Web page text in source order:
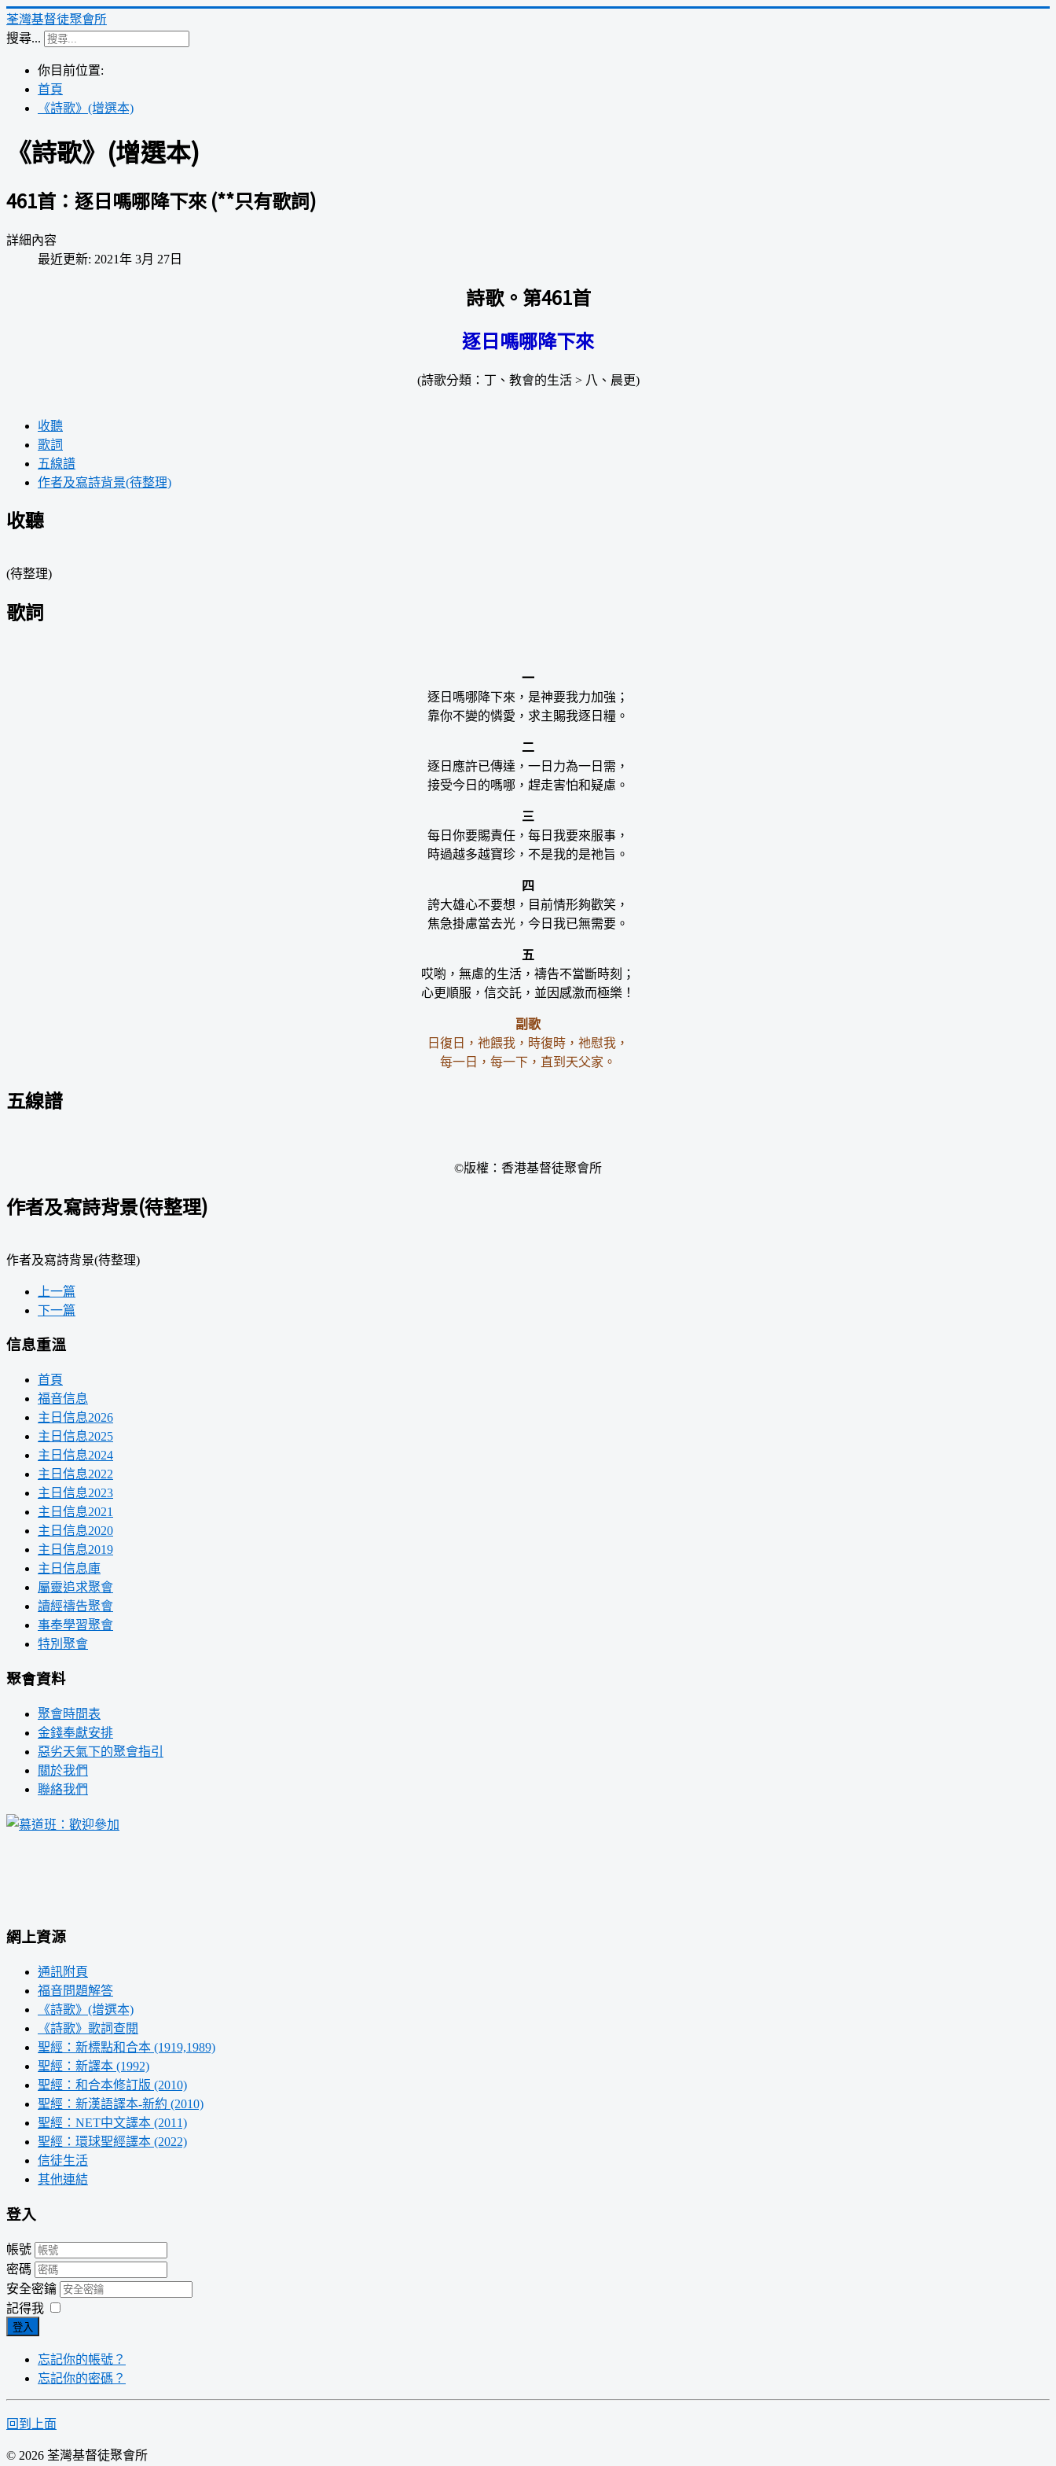
荃灣基督徒聚會所
搜尋...
你目前位置:
首頁
《詩歌》(增選本)
《詩歌》(增選本)
461首：逐日嗎哪降下來 (**只有歌詞)
詳細內容
最近更新: 2021年 3月 27日
詩歌。第461首
逐日嗎哪降下來
(詩歌分類：丁、教會的生活 > 八、晨更)
收聽
歌詞
五線譜
作者及寫詩背景(待整理)
收聽
(待整理)
歌詞
一
逐日嗎哪降下來，是神要我力加強；
靠你不變的憐愛，求主賜我逐日糧。
二
逐日應許已傳達，一日力為一日需，
接受今日的嗎哪，趕走害怕和疑慮。
三
每日你要賜責任，每日我要來服事，
時過越多越寶珍，不是我的是祂旨。
四
誇大雄心不要想，目前情形夠歡笑，
焦急掛慮當去光，今日我已無需要。
五
哎喲，無慮的生活，禱告不當斷時刻；
心更順服，信交託，並因感激而極樂！
副歌
日復日，祂餵我，時復時，祂慰我，
每一日，每一下，直到天父家。
五線譜
©版權：香港基督徒聚會所
作者及寫詩背景(待整理)
作者及寫詩背景(待整理)
上一篇
下一篇
信息重溫
首頁
福音信息
主日信息2026
主日信息2025
主日信息2024
主日信息2022
主日信息2023
主日信息2021
主日信息2020
主日信息2019
主日信息庫
屬靈追求聚會
讀經禱告聚會
事奉學習聚會
特別聚會
聚會資料
聚會時間表
金錢奉獻安排
惡劣天氣下的聚會指引
關於我們
聯絡我們
網上資源
通訊附頁
福音問題解答
《詩歌》(增選本)
《詩歌》歌詞查閱
聖經：新標點和合本 (1919,1989)
聖經：新譯本 (1992)
聖經：和合本修訂版 (2010)
聖經：新漢語譯本-新約 (2010)
聖經：NET中文譯本 (2011)
聖經：環球聖經譯本 (2022)
信徒生活
其他連結
登入
帳號
密碼
安全密鑰
記得我
登入
忘記你的帳號？
忘記你的密碼？
回到上面
© 2026 荃灣基督徒聚會所